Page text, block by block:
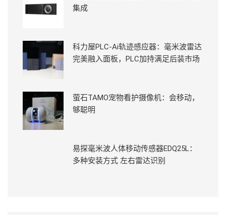
集成
科力屋PLC-Ai轨迹感应器：毫米波雷达
完美融入面板，PLC加持满足后装市场
萤石TAMO宠物看护摄像机：会移动，
够聪明
易探毫米波人体移动传感器EDQ25L：
多种安装方式 左右雷达识别